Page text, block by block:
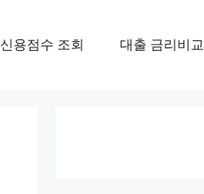
신용점수 조회 대출 금리비교